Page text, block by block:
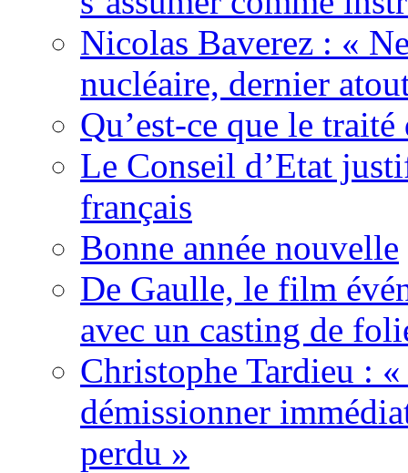
Nicolas Baverez : «
nucléaire, dernier
Qu’est-ce que le traité
Le Conseil d’Etat
français
Bonne année nouvelle
De Gaulle, le film
avec un casting de
Christophe Tardieu : «
démissionner
perdu »